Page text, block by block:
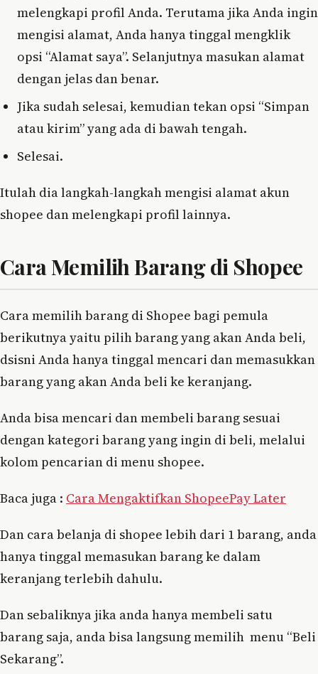
melengkapi profil Anda. Terutama jika Anda ingin
mengisi alamat, Anda hanya tinggal mengklik
opsi “Alamat saya”. Selanjutnya masukan alamat
dengan jelas dan benar.
Jika sudah selesai, kemudian tekan opsi “Simpan
atau kirim” yang ada di bawah tengah.
Selesai.
Itulah dia langkah-langkah mengisi alamat akun
shopee dan melengkapi profil lainnya.
Cara Memilih Barang di Shopee
Cara memilih barang di Shopee bagi pemula
berikutnya yaitu pilih barang yang akan Anda beli,
dsisni Anda hanya tinggal mencari dan memasukkan
barang yang akan Anda beli ke keranjang.
Anda bisa mencari dan membeli barang sesuai
dengan kategori barang yang ingin di beli, melalui
kolom pencarian di menu shopee.
Baca juga : Cara Mengaktifkan ShopeePay Later
Dan cara belanja di shopee lebih dari 1 barang, anda
hanya tinggal memasukan barang ke dalam
keranjang terlebih dahulu.
Dan sebaliknya jika anda hanya membeli satu
barang saja, anda bisa langsung memilih menu “Beli
Sekarang”.